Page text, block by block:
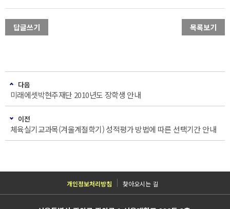
답글쓰기 목록보기
다음
미래에셋박현주재단 2010년도 장학생 안내
이전
체육실기교과목(겨울계절학기) 성적평가 방법에 따른 선택기간 안내
개인정보처리방침 찾아오시는 길